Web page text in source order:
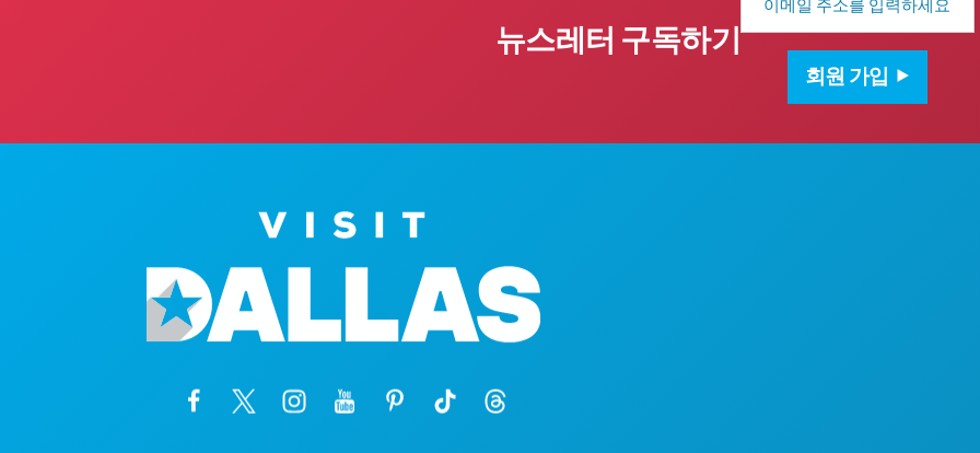
뉴스레터 구독하기주
회원 가입